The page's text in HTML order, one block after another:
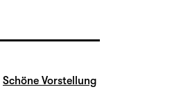
Schöne Vorstellung